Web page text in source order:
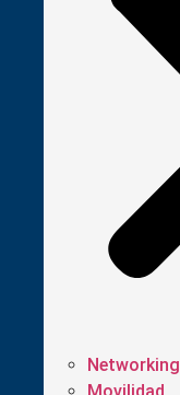
Networking
Movilidad